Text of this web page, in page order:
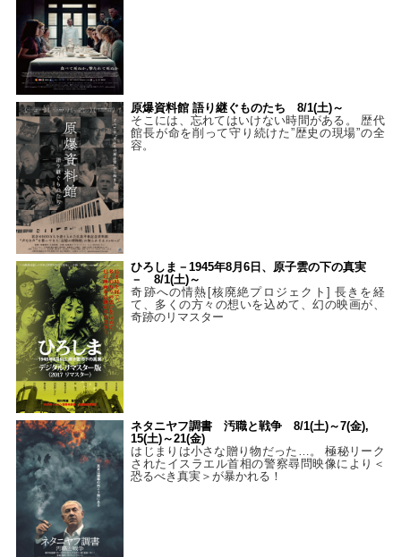
原爆資料館 語り継ぐものたち 8/1(土)～
そこには、忘れてはいけない時間がある。 歴代
館長が命を削って守り続けた”歴史の現場”の全
容。
ひろしま－1945年8月6日、原子雲の下の真実
－ 8/1(土)～
奇跡への情熱[核廃絶プロジェクト] 長きを経
て、多くの方々の想いを込めて、幻の映画が、
奇跡のリマスター
ネタニヤフ調書 汚職と戦争 8/1(土)～7(金),
15(土)～21(金)
はじまりは小さな贈り物だった…。 極秘リーク
されたイスラエル首相の警察尋問映像により＜
恐るべき真実＞が暴かれる！